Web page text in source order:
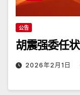
公告
胡震强委任状
2026年2月1日